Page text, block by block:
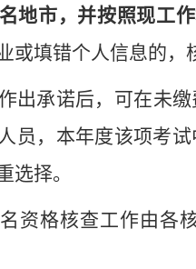
地市，并按照现工
或填错个人信息的，
出承诺后，可在未
员，本年度该项考
选择。
资格核查工作由各